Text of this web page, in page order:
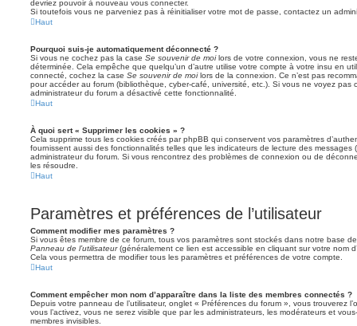
devriez pouvoir à nouveau vous connecter.
Si toutefois vous ne parveniez pas à réinitialiser votre mot de passe, contactez un
Haut
Pourquoi suis-je automatiquement déconnecté ?
Si vous ne cochez pas la case Se souvenir de moilors de votre connexion, vous ne
déterminée. Cela empêche que quelqu’un d’autre utilise votre compte à votre insu en
connecté, cochez la case Se souvenir de moilors de la connexion. Ce n’est pas
pour accéder au forum (bibliothèque, cyber-café, université, etc.). Si vous ne voyez pas
administrateur du forum a désactivé cette fonctionnalité.
Haut
À quoi sert « Supprimer les cookies » ?
Cela supprime tous les cookies créés par phpBB qui conservent vos paramètres
fournissent aussi des fonctionnalités telles que les indicateurs de lecture des
administrateur du forum. Si vous rencontrez des problèmes de connexion ou de
les résoudre.
Haut
Paramètres et préférences de l’utilisateur
Comment modifier mes paramètres ?
Si vous êtes membre de ce forum, tous vos paramètres sont stockés dans notre base
Panneau de l’utilisateur(généralement ce lien est accessible en cliquant sur votre nom
Cela vous permettra de modifier tous les paramètres et préférences de votre compte.
Haut
Comment empêcher mon nom d’apparaître dans la liste des membres connectés ?
Depuis votre panneau de l’utilisateur, onglet « Préférences du forum », vous trouverez
vous l’activez, vous ne serez visible que par les administrateurs, les modérateurs et
membres invisibles.